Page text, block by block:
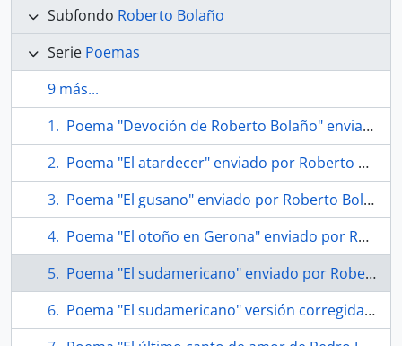
Subfondo Roberto Bolaño
Serie Poemas
9 más...
Poema "Devoción de Roberto Bolaño" enviado por Roberto Bolaño a Soledad Bianchi
Poema "El atardecer" enviado por Roberto Bolaño a Soledad Bianchi
Poema "El gusano" enviado por Roberto Bolaño a Soledad Bianchi
Poema "El otoño en Gerona" enviado por Roberto Bolaño a Soledad Bianchi
Poema "El sudamericano" enviado por Roberto Bolaño a Soledad Bianchi
Poema "El sudamericano" versión corregida enviado por Roberto Bolaño a Soledad Bianchi